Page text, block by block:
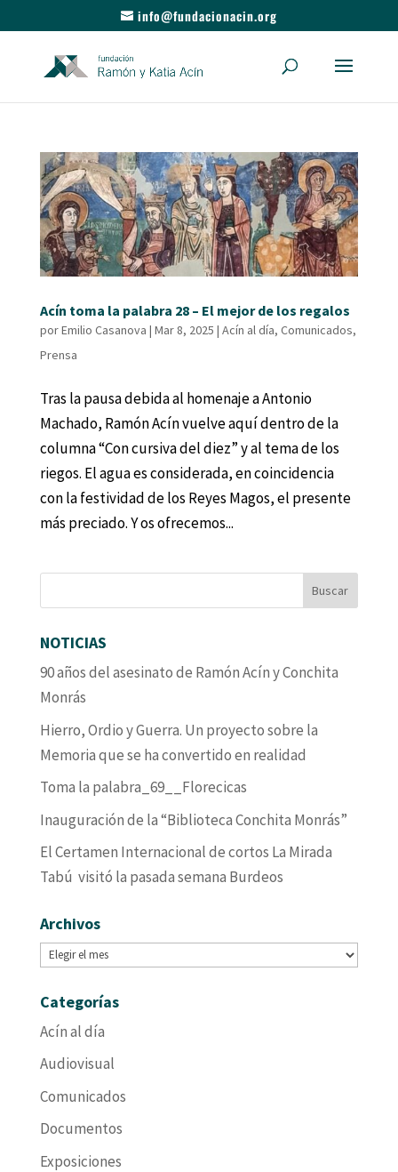
info@fundacionacin.org
Acín toma la palabra 28 – El mejor de los regalos
porEmilio Casanova | Mar 8, 2025 | Acín al día, Comunicados,
Prensa
Tras la pausa debida al homenaje a Antonio
Machado, Ramón Acín vuelve aquí dentro de la
columna “Con cursiva del diez” y al tema de los
riegos. El agua es considerada, en coincidencia
con la festividad de los Reyes Magos, el presente
más preciado. Y os ofrecemos...
NOTICIAS
90 años del asesinato de Ramón Acín y Conchita
Monrás
Hierro, Ordio y Guerra. Un proyecto sobre la
Memoria que se ha convertido en realidad
Toma la palabra_69__Florecicas
Inauguración de la “Biblioteca Conchita Monrás”
El Certamen Internacional de cortos La Mirada
Tabú visitó la pasada semana Burdeos
Archivos
Archivos
Categorías
Acín al día
Audiovisual
Comunicados
Documentos
Exposiciones